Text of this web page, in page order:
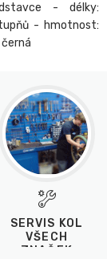
- délky:
- hmotnost:
SERVIS KOL
VŠECH
ZNAČEK